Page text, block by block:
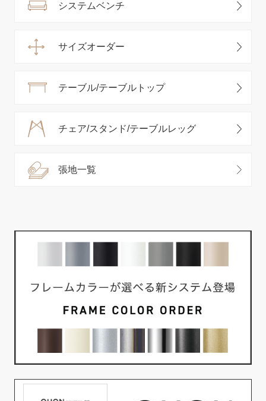
システムベンチ
サイズオーダー
テーブル/テーブルトップ
チェア/スタンド/テーブルレッグ
張地一覧